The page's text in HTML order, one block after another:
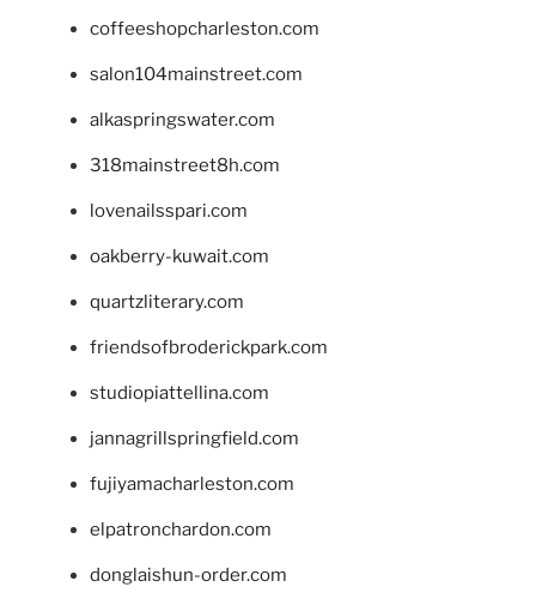
coffeeshopcharleston.com
salon104mainstreet.com
alkaspringswater.com
318mainstreet8h.com
lovenailsspari.com
oakberry-kuwait.com
quartzliterary.com
friendsofbroderickpark.com
studiopiattellina.com
jannagrillspringfield.com
fujiyamacharleston.com
elpatronchardon.com
donglaishun-order.com